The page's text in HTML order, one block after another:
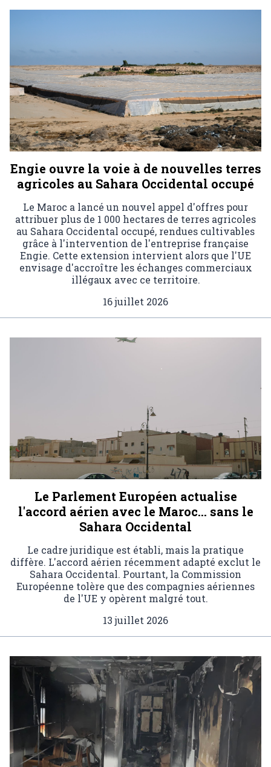
Engie ouvre la voie à de nouvelles terres
agricoles au Sahara Occidental occupé
Le Maroc a lancé un nouvel appel d'offres pour
attribuer plus de 1 000 hectares de terres agricoles
au Sahara Occidental occupé, rendues cultivables
grâce à l'intervention de l'entreprise française
Engie. Cette extension intervient alors que l'UE
envisage d'accroître les échanges commerciaux
illégaux avec ce territoire.
16 juillet 2026
Le Parlement Européen actualise
l'accord aérien avec le Maroc… sans le
Sahara Occidental
Le cadre juridique est établi, mais la pratique
diffère. L'accord aérien récemment adapté exclut le
Sahara Occidental. Pourtant, la Commission
Européenne tolère que des compagnies aériennes
de l'UE y opèrent malgré tout.
13 juillet 2026